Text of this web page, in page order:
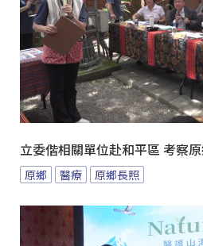
立委偕相關單位赴和平區 考察
原鄉 醫療 原鄉長照